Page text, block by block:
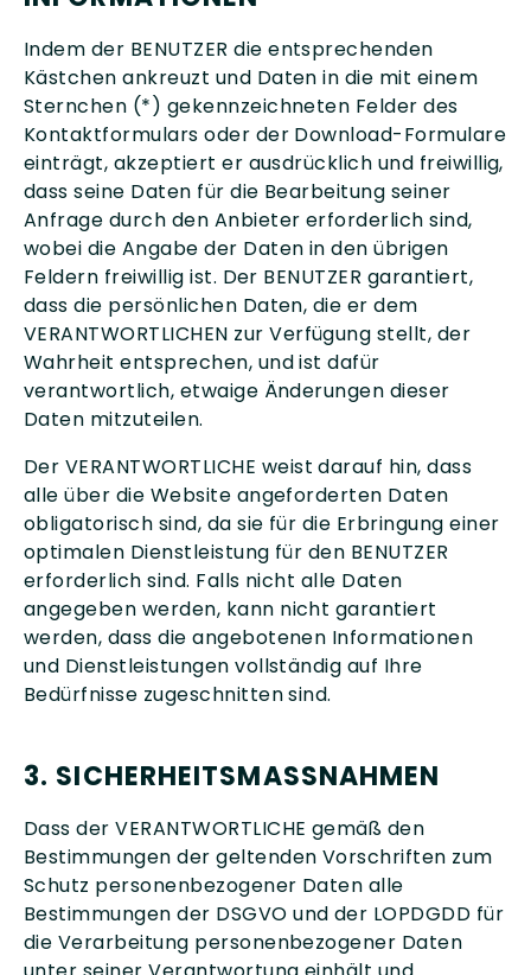
Indem der BENUTZER die entsprechenden
Kästchen ankreuzt und Daten in die mit einem
Sternchen (*) gekennzeichneten Felder des
Kontaktformulars oder der Download-Formulare
einträgt, akzeptiert er ausdrücklich und freiwillig,
dass seine Daten für die Bearbeitung seiner
Anfrage durch den Anbieter erforderlich sind,
wobei die Angabe der Daten in den übrigen
Feldern freiwillig ist. Der BENUTZER garantiert,
dass die persönlichen Daten, die er dem
VERANTWORTLICHEN zur Verfügung stellt, der
Wahrheit entsprechen, und ist dafür
verantwortlich, etwaige Änderungen dieser
Daten mitzuteilen.
Der VERANTWORTLICHE weist darauf hin, dass
alle über die Website angeforderten Daten
obligatorisch sind, da sie für die Erbringung einer
optimalen Dienstleistung für den BENUTZER
erforderlich sind. Falls nicht alle Daten
angegeben werden, kann nicht garantiert
werden, dass die angebotenen Informationen
und Dienstleistungen vollständig auf Ihre
Bedürfnisse zugeschnitten sind.
3. SICHERHEITSMASSNAHMEN
Dass der VERANTWORTLICHE gemäß den
Bestimmungen der geltenden Vorschriften zum
Schutz personenbezogener Daten alle
Bestimmungen der DSGVO und der LOPDGDD für
die Verarbeitung personenbezogener Daten